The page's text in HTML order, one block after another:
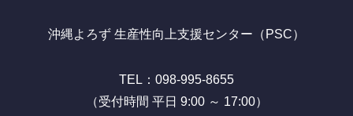
沖縄よろず 生産性向上支援センター（PSC）
TEL：098-995-8655
（受付時間 平日 9:00 ～ 17:00）